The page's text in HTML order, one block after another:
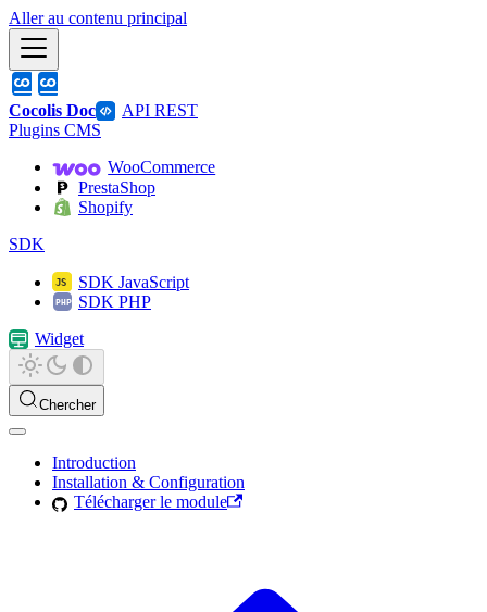
Aller au contenu principal
Cocolis Doc
API REST
Plugins CMS
WooCommerce
PrestaShop
Shopify
SDK
SDK JavaScript
SDK PHP
Widget
Chercher
Introduction
Installation & Configuration
Télécharger le module